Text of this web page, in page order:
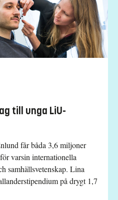
till unga LiU-
får båda 3,6 miljoner
varsin internationella
samhällsvetenskap. Lina
på drygt 1,7